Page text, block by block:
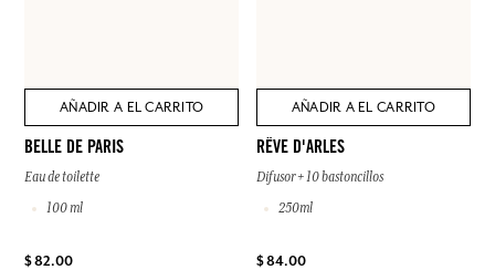
AÑADIR A EL CARRITO
BELLE DE PARIS
Eau de toilette
100 ml
$ 82.00
AÑADIR A EL CARRITO
RÊVE D'ARLES
Difusor + 10 bastoncillos
250ml
$ 84.00